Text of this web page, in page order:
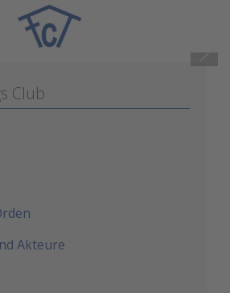
Club
Akteure